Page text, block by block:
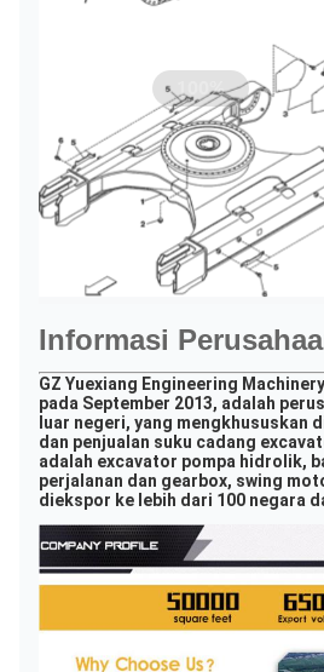
Informasi
GZ Yuexiang Engineering
pada September 2013, adalah
luar negeri, yang mengkhususkan
dan penjualan suku cadang
adalah excavator pompa hidrolik,
perjalanan dan gearbox, swing
diekspor ke lebih dari 100 negara